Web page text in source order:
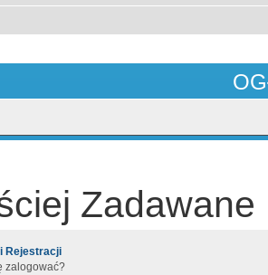
Zadawane
Rejestracji
zalogować?